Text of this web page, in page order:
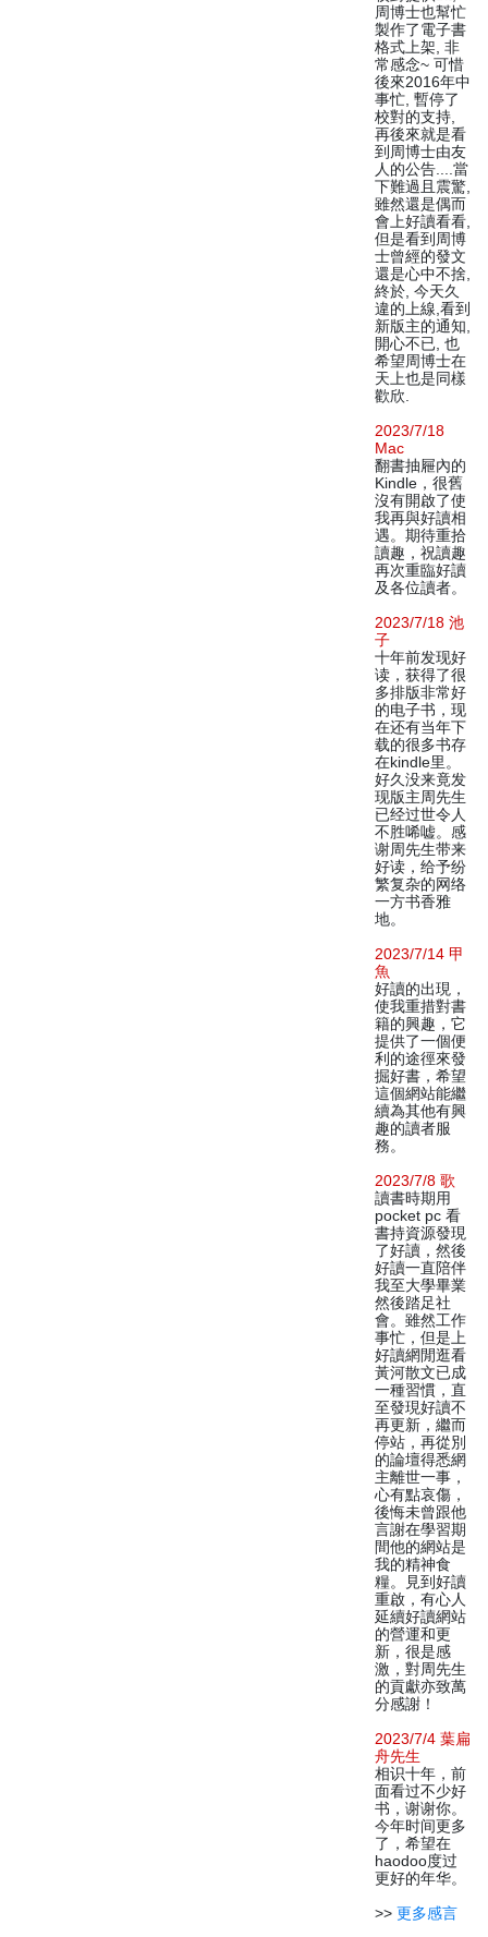
周博士也幫忙
製作了電子書
格式上架, 非
常感念~ 可惜
後來2016年中
事忙, 暫停了
校對的支持,
再後來就是看
到周博士由友
人的公告....當
下難過且震驚,
雖然還是偶而
會上好讀看看,
但是看到周博
士曾經的發文
還是心中不捨,
終於, 今天久
違的上線,看到
新版主的通知,
開心不已, 也
希望周博士在
天上也是同樣
歡欣.
2023/7/18
Mac
翻書抽屜內的
Kindle，很舊
沒有開啟了使
我再與好讀相
遇。期待重拾
讀趣，祝讀趣
再次重臨好讀
及各位讀者。
2023/7/18 池
子
十年前发现好
读，获得了很
多排版非常好
的电子书，现
在还有当年下
载的很多书存
在kindle里。
好久没来竟发
现版主周先生
已经过世令人
不胜唏嘘。感
谢周先生带来
好读，给予纷
繁复杂的网络
一方书香雅
地。
2023/7/14 甲
魚
好讀的出現，
使我重措對書
籍的興趣，它
提供了一個便
利的途徑來發
掘好書，希望
這個網站能繼
續為其他有興
趣的讀者服
務。
2023/7/8 歌
讀書時期用
pocket pc 看
書持資源發現
了好讀，然後
好讀一直陪伴
我至大學畢業
然後踏足社
會。雖然工作
事忙，但是上
好讀網閒逛看
黃河散文已成
一種習慣，直
至發現好讀不
再更新，繼而
停站，再從別
的論壇得悉網
主離世一事，
心有點哀傷，
後悔未曾跟他
言謝在學習期
間他的網站是
我的精神食
糧。見到好讀
重啟，有心人
延續好讀網站
的營運和更
新，很是感
激，對周先生
的貢獻亦致萬
分感謝！
2023/7/4 葉扁
舟先生
相识十年，前
面看过不少好
书，谢谢你。
今年时间更多
了，希望在
haodoo度过
更好的年华。
>> 更多感言